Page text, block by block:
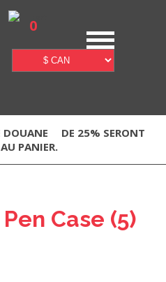
0
DOUANE
DE 25% SERONT
PANIER.
Case (5)